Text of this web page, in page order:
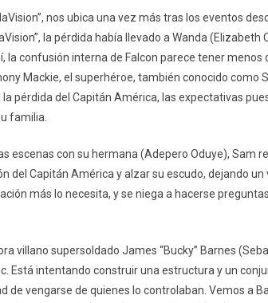
nos ubica una vez más tras los eventos
la pérdida había llevado a Wanda
la confusión interna de Falcon parece tener menos
Mackie, el superhéroe, también conocido como
pérdida del Capitán América, las expectativas
familia.
escenas con su hermana (Adepero Oduye), Sam
del Capitán América y alzar su escudo, dejando un
más lo necesita, y se niega a hacerse
villano supersoldado James “Bucky” Barnes
Está intentando construir una estructura y un
de vengarse de quienes lo controlaban. Vemos a